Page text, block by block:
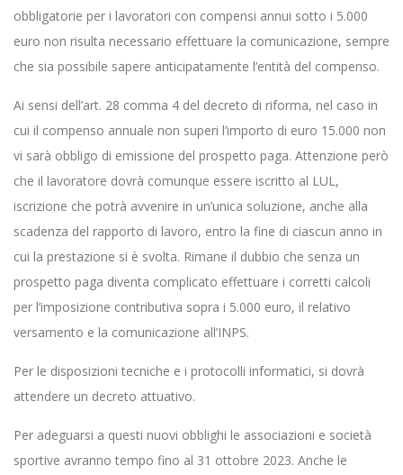
obbligatorie per i lavoratori con compensi annui sotto i 5.000
euro non risulta necessario effettuare la comunicazione, sempre
che sia possibile sapere anticipatamente l’entità del compenso.
Ai sensi dell’art. 28 comma 4 del decreto di riforma, nel caso in
cui il compenso annuale non superi l’importo di euro 15.000 non
vi sarà obbligo di emissione del prospetto paga. Attenzione però
che il lavoratore dovrà comunque essere iscritto al LUL,
iscrizione che potrà avvenire in un’unica soluzione, anche alla
scadenza del rapporto di lavoro, entro la fine di ciascun anno in
cui la prestazione si è svolta. Rimane il dubbio che senza un
prospetto paga diventa complicato effettuare i corretti calcoli
per l’imposizione contributiva sopra i 5.000 euro, il relativo
versamento e la comunicazione all’INPS.
Per le disposizioni tecniche e i protocolli informatici, si dovrà
attendere un decreto attuativo.
Per adeguarsi a questi nuovi obblighi le associazioni e società
sportive avranno tempo fino al 31 ottobre 2023. Anche le